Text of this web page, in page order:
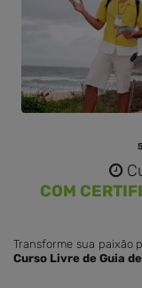
COM
Transforme sua paixão
Curso Livre de Guia